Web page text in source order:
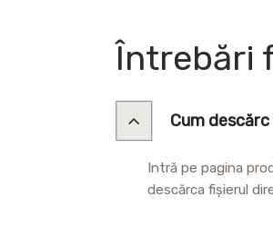
Întrebări
Cum
Intră pe pagina
descărca fișierul